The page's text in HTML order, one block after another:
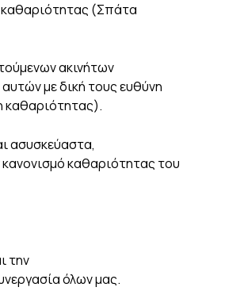
καθαριότητας (Σπάτα
ακινήτων
με δική τους ευθύνη
καθαριότητας).
ασυσκεύαστα,
καθαριότητας του
την
όλων μας.